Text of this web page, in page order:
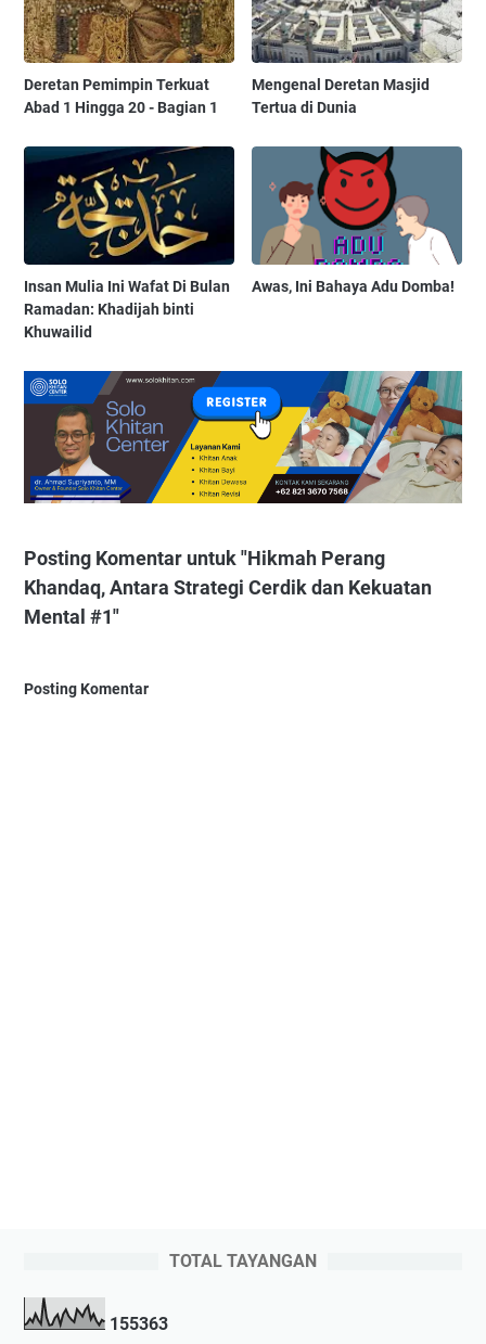
Deretan Pemimpin Terkuat
Abad 1 Hingga 20 - Bagian 1
Mengenal Deretan Masjid
Tertua di Dunia
Insan Mulia Ini Wafat Di Bulan
Ramadan: Khadijah binti
Khuwailid
Awas, Ini Bahaya Adu Domba!
Posting Komentar untuk "Hikmah Perang
Khandaq, Antara Strategi Cerdik dan Kekuatan
Mental #1"
Posting Komentar
TOTAL TAYANGAN
155363